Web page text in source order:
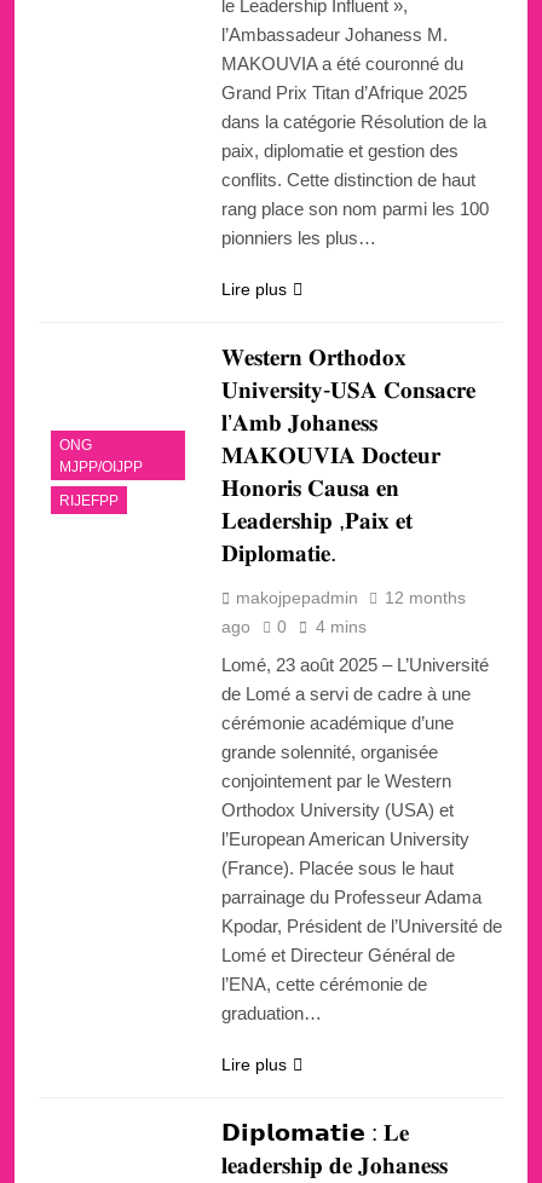
le Leadership Influent »,
l’Ambassadeur Johaness M.
MAKOUVIA a été couronné du
Grand Prix Titan d’Afrique 2025
dans la catégorie Résolution de la
paix, diplomatie et gestion des
conflits. Cette distinction de haut
rang place son nom parmi les 100
pionniers les plus…
Lire plus
ONG
MJPP/OIJPP
RIJEFPP
𝐖𝐞𝐬𝐭𝐞𝐫𝐧 𝐎𝐫𝐭𝐡𝐨𝐝𝐨𝐱
𝐔𝐧𝐢𝐯𝐞𝐫𝐬𝐢𝐭𝐲-𝐔𝐒𝐀 𝐂𝐨𝐧𝐬𝐚𝐜𝐫𝐞
𝐥’𝐀𝐦𝐛 𝐉𝐨𝐡𝐚𝐧𝐞𝐬𝐬
𝐌𝐀𝐊𝐎𝐔𝐕𝐈𝐀 𝐃𝐨𝐜𝐭𝐞𝐮𝐫
𝐇𝐨𝐧𝐨𝐫𝐢𝐬 𝐂𝐚𝐮𝐬𝐚 𝐞𝐧
𝐋𝐞𝐚𝐝𝐞𝐫𝐬𝐡𝐢𝐩 ,𝐏𝐚𝐢𝐱 𝐞𝐭
𝐃𝐢𝐩𝐥𝐨𝐦𝐚𝐭𝐢𝐞.
makojpepadmin
12 months
ago
0 4 mins
Lomé, 23 août 2025 – L’Université
de Lomé a servi de cadre à une
cérémonie académique d’une
grande solennité, organisée
conjointement par le Western
Orthodox University (USA) et
l’European American University
(France). Placée sous le haut
parrainage du Professeur Adama
Kpodar, Président de l’Université de
Lomé et Directeur Général de
l’ENA, cette cérémonie de
graduation…
Lire plus
𝗗𝗶𝗽𝗹𝗼𝗺𝗮𝘁𝗶𝗲 : 𝐋𝐞
𝐥𝐞𝐚𝐝𝐞𝐫𝐬𝐡𝐢𝐩 𝐝𝐞 𝐉𝐨𝐡𝐚𝐧𝐞𝐬𝐬